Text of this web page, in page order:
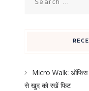
Micro Walk: ऑफिस
से खुद को रखें फिट